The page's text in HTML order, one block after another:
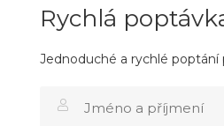
Rychlá
Jednoduché a rychlé poptání